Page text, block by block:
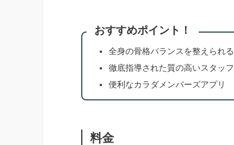
おすすめポイント！
全身の骨格バランスを整えられる
徹底指導された質の高いスタッフ
便利なカラダメンバーズアプリ
料金